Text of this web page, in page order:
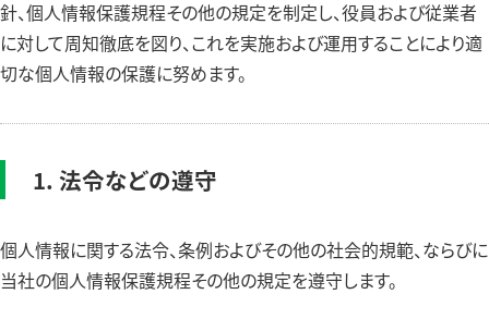
針、個人情報保護規程その他の規定を制定し、役員および従業者
に対して周知徹底を図り、これを実施および運用することにより適
切な個人情報の保護に努めます。
1. 法令などの遵守
個人情報に関する法令、条例およびその他の社会的規範、ならびに
当社の個人情報保護規程その他の規定を遵守します。